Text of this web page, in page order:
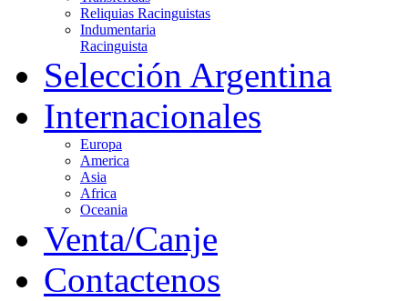
Reliquias Racinguistas
Indumentaria
Racinguista
Selección Argentina
Internacionales
Europa
America
Asia
Africa
Oceania
Venta/Canje
Contactenos